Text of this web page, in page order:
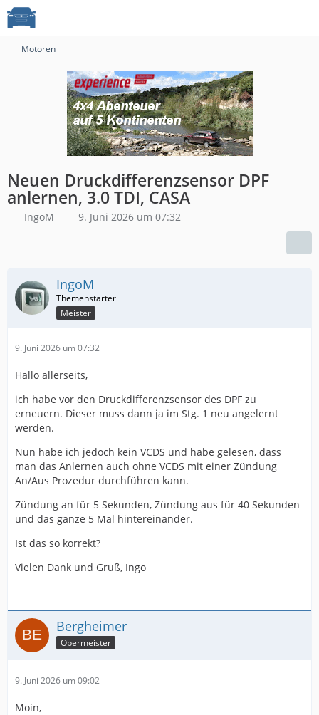
Motoren
Neuen Druckdifferenzsensor DPF
anlernen, 3.0 TDI, CASA
IngoM 9. Juni 2026 um 07:32
IngoM
Meister
9. Juni 2026 um 07:32
Hallo allerseits,
ich habe vor den Druckdifferenzsensor des DPF zu
erneuern. Dieser muss dann ja im Stg. 1 neu angelernt
werden.
Nun habe ich jedoch kein VCDS und habe gelesen, dass
man das Anlernen auch ohne VCDS mit einer Zündung
An/Aus Prozedur durchführen kann.
Zündung an für 5 Sekunden, Zündung aus für 40 Sekunden
und das ganze 5 Mal hintereinander.
Ist das so korrekt?
Vielen Dank und Gruß, Ingo
Bergheimer
Obermeister
9. Juni 2026 um 09:02
Moin,